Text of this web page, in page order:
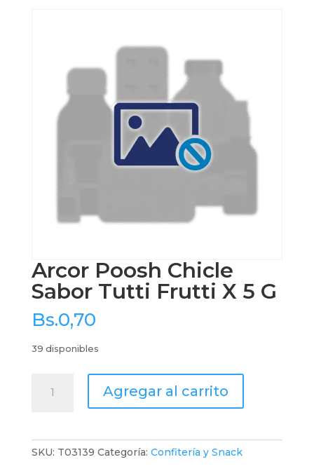
Arcor Poosh Chicle
Sabor Tutti Frutti X 5 G
Bs.0,70
39 disponibles
Poosh
Agregar al carrito
SKU: T03139 Categoría: Confitería y Snack